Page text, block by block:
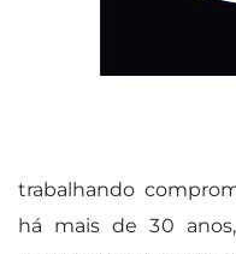
trabalhando
há mais de 30